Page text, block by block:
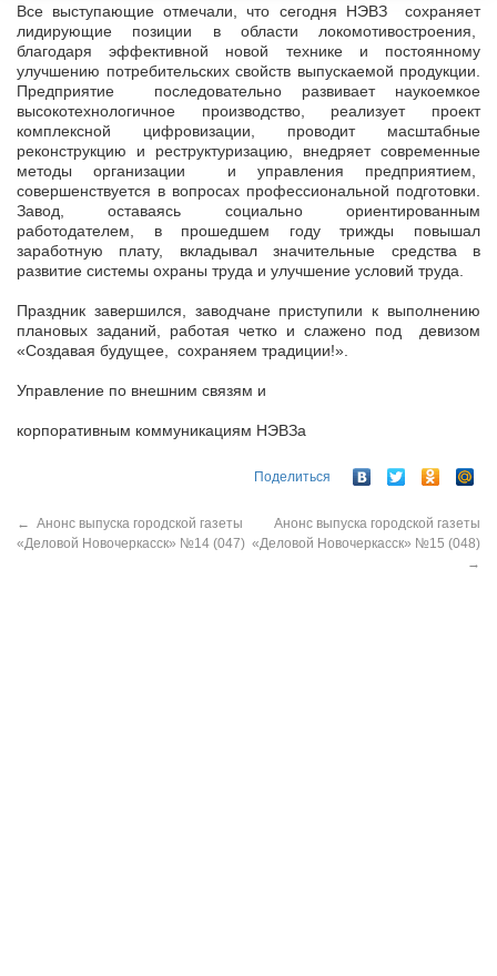
Все выступающие отмечали, что сегодня НЭВЗ сохраняет
лидирующие позиции в области локомотивостроения,
благодаря эффективной новой технике и постоянному
улучшению потребительских свойств выпускаемой продукции.
Предприятие последовательно развивает наукоемкое
высокотехнологичное производство, реализует проект
комплексной цифровизации, проводит масштабные
реконструкцию и реструктуризацию, внедряет современные
методы организации и управления предприятием,
совершенствуется в вопросах профессиональной подготовки.
Завод, оставаясь социально ориентированным
работодателем, в прошедшем году трижды повышал
заработную плату, вкладывал значительные средства в
развитие системы охраны труда и улучшение условий труда.
Праздник завершился, заводчане приступили к выполнению
плановых заданий, работая четко и слажено под девизом
«Создавая будущее, сохраняем традиции!».
Управление по внешним связям и
корпоративным коммуникациям НЭВЗа
Поделиться
← Анонс выпуска городской газеты
«Деловой Новочеркасск» №14 (047)
Анонс выпуска городской газеты
«Деловой Новочеркасск» №15 (048)
→